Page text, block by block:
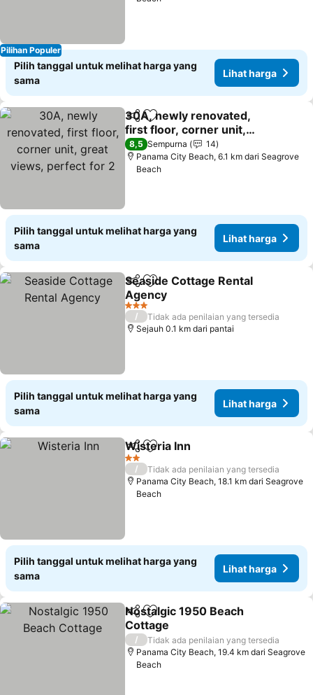
Pilihan Populer
Pilih tanggal untuk melihat harga yang
sama
Lihat harga
BagikanTambahkan ke favorit
30A, newly renovated,
first floor, corner unit,
great views, perfect for 2
Lihat harga
8,5 Sempurna
14
Panama City Beach, 6.1 km dari Seagrove
Beach
Pilih tanggal untuk melihat harga yang
sama
Lihat harga
BagikanTambahkan ke favorit
Seaside Cottage Rental
Agency
Lihat harga
3 Bintang
/
Tidak ada penilaian yang tersedia
Sejauh 0.1 km dari pantai
Pilih tanggal untuk melihat harga yang
sama
Lihat harga
BagikanTambahkan ke favorit
Wisteria Inn
2 Bintang
/
Tidak ada penilaian yang tersedia
Panama City Beach, 18.1 km dari Seagrove
Beach
Pilih tanggal untuk melihat harga yang
sama
Lihat harga
BagikanTambahkan ke favorit
Nostalgic 1950 Beach
Cottage
Lihat harga
/
Tidak ada penilaian yang tersedia
Panama City Beach, 19.4 km dari Seagrove
Beach